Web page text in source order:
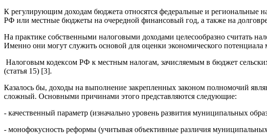
К регулирующим доходам бюджета относятся федеральные и региональные
РФ или местные бюджеты на очередной финансовый год, а также на
На практике собственными налоговыми доходами целесообразно считать
Именно они могут служить основой для оценки экономического
Налоговым кодексом РФ к местным налогам, зачисляемым в бюджет
(статья 15) [3].
Казалось бы, доходы на выполнение закрепленных законом полномочий
сложный. Основными причинами этого представляются следующие:
- качественный параметр (изначально уровень развития муниципальных
- монофокусность реформы (учитывая объективные различия